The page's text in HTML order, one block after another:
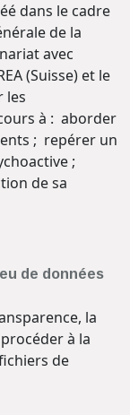
dans le cadre
de la
avec
(Suisse) et le
les
à : aborder
; repérer un
;
de sa
de données
la
à la
de